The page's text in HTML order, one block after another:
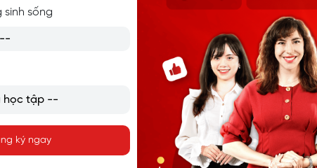
sinh sống
ký ngay